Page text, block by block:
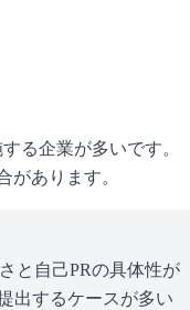
る企業が多いです。
があります。
と自己PRの具体性が
出するケースが多い